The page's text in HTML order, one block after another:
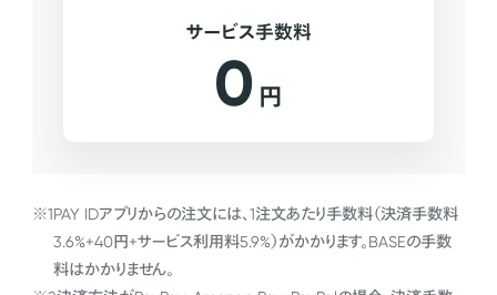
サービス手数料
0 円
※1PAY IDアプリからの注文には、1注文あたり手数料（決済手数料
3.6%+40円+サービス利用料5.9%）がかかります。BASEの手数
料はかかりません。